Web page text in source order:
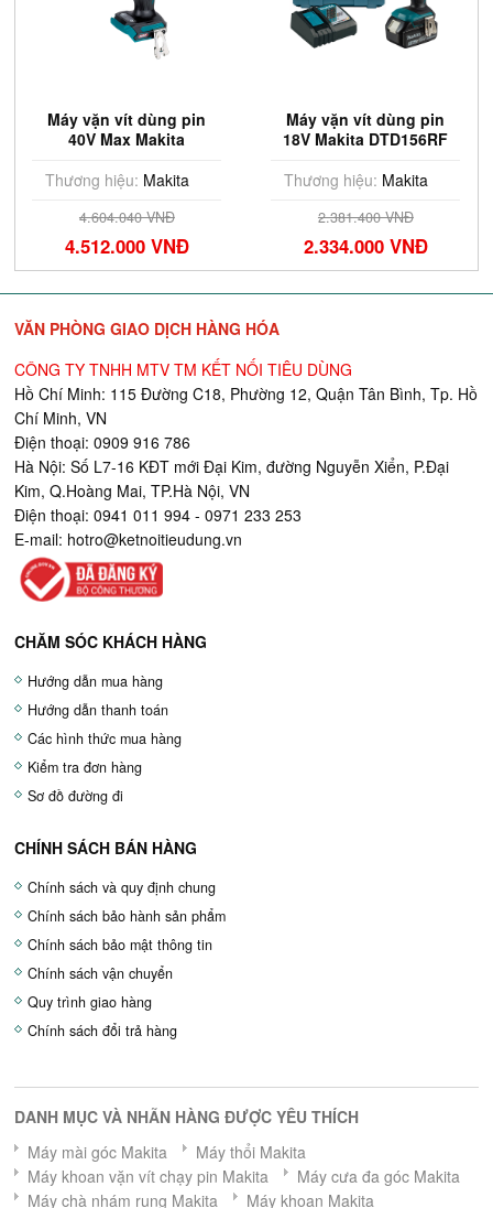
Máy vặn vít dùng pin
40V Max Makita
Thương hiệu: Makita
4.604.040 VNĐ
4.512.000 VNĐ
Máy vặn vít dùng pin
18V Makita DTD156RF
Thương hiệu: Makita
2.381.400 VNĐ
2.334.000 VNĐ
VĂN PHÒNG GIAO DỊCH HÀNG HÓA
CÔNG TY TNHH MTV TM KẾT NỐI TIÊU DÙNG
Hồ Chí Minh: 115 Đường C18, Phường 12, Quận Tân Bình, Tp. Hồ
Chí Minh, VN
Điện thoại: 0909 916 786
Hà Nội: Số L7-16 KĐT mới Đại Kim, đường Nguyễn Xiển, P.Đại
Kim, Q.Hoàng Mai, TP.Hà Nội, VN
Điện thoại: 0941 011 994 - 0971 233 253
E-mail: hotro@ketnoitieudung.vn
CHĂM SÓC KHÁCH HÀNG
Hướng dẫn mua hàng
Hướng dẫn thanh toán
Các hình thức mua hàng
Kiểm tra đơn hàng
Sơ đồ đường đi
CHÍNH SÁCH BÁN HÀNG
Chính sách và quy định chung
Chính sách bảo hành sản phẩm
Chính sách bảo mật thông tin
Chính sách vận chuyển
Quy trình giao hàng
Chính sách đổi trả hàng
DANH MỤC VÀ NHÃN HÀNG ĐƯỢC YÊU THÍCH
Máy mài góc Makita
Máy thổi Makita
Máy khoan vặn vít chạy pin Makita
Máy cưa đa góc Makita
Máy chà nhám rung Makita
Máy khoan Makita